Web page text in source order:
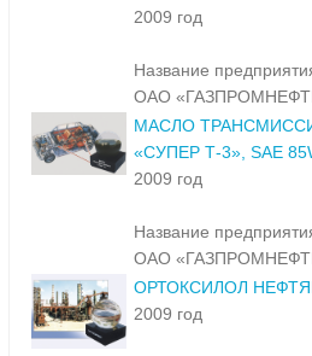
2009 год
Название
ОАО
МАСЛО
«СУПЕР Т-3», SAE
2009 год
Название
ОАО
ОРТОКСИЛОЛ
2009 год